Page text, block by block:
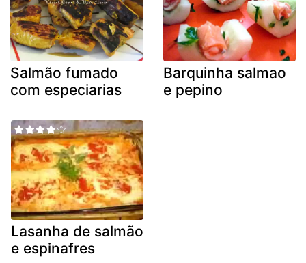
Salmão fumado
com especiarias
Barquinha salmao
e pepino
Lasanha de salmão
e espinafres